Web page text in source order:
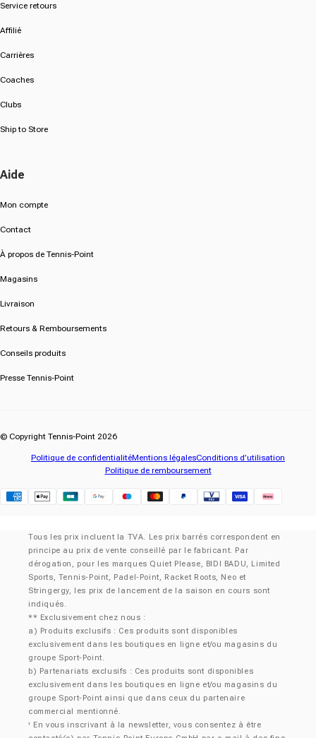
Service retours
Affilié
Carrières
Coaches
Clubs
Ship to Store
Aide
Mon compte
Contact
À propos de Tennis-Point
Magasins
Livraison
Retours & Remboursements
Conseils produits
Presse Tennis-Point
© Copyright Tennis-Point 2026
Politique de confidentialitéMentions légalesConditions d’utilisation
Politique de remboursement
Tous les prix incluent la TVA. Les prix barrés correspondent en
principe au prix de vente conseillé par le fabricant. Par
dérogation, pour les marques Quiet Please, BIDI BADU, Limited
Sports, Tennis-Point, Padel-Point, Racket Roots, Neo et
Stringergy, les prix de lancement de la saison en cours sont
indiqués.
** Exclusivement chez nous :
a) Produits exclusifs : Ces produits sont disponibles
exclusivement dans les boutiques en ligne et/ou magasins du
groupe Sport-Point.
b) Partenariats exclusifs : Ces produits sont disponibles
exclusivement dans les boutiques en ligne et/ou magasins du
groupe Sport-Point ainsi que dans ceux du partenaire
commercial mentionné.
¹ En vous inscrivant à la newsletter, vous consentez à être